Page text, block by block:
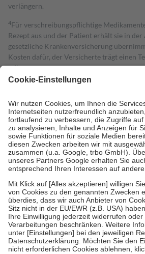
verlängern.
4Für verschreibungspflichtige
Rezept aus und der Patient erhält sie in
gesetzliche Krankenversicherung
Kosten dafür, der Versicherte trägt einen
mit.
Grundsätzlich leisten Mitglieder
höchstens zehn Euro.
Es sind jedoch nie
Kosten der Leistung zu entrichten.
Diese Regeln gelten grundsätzlich auch
Bei Heilmitteln und häuslicher
Zuzahlung zehn Prozent der Kosten sowie
Verordnung.
Um das Engagement der Versicherten für
stärken und die besondere Stellung der
fallenkeine Zuzahlungenan bei:
• Kindern und Jugendlichen bis zum
mit Ausnahme der Fahrkosten
• Untersuchungen zur Vorsorge und
GKV getragen werden
• empfohlenen Schutzimpfungen
• Harn- und Blutteststreifen